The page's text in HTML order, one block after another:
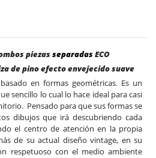
piezas separadas ECO
de pino efecto envejecido suave
en formas geométricas. Es un
sencillo lo cual lo hace ideal para casi
Pensado para que sus formas se
dibujos que irá descubriendo cada
el centro de atención en la propia
de su actual diseño vintage, en su
respetuoso con el medio ambiente